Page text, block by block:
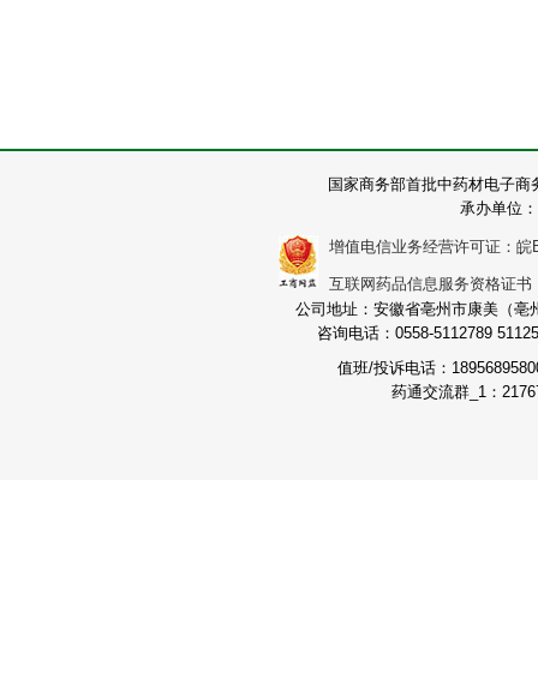
国家商务部首批中药材电子
承办单位
增值电信业务经营许可证：皖
互联网药品信息服务资格证
公司地址：安徽省亳州市康美（
咨询电话：0558-5112789
值班/投诉电话：
药通交流群_1：